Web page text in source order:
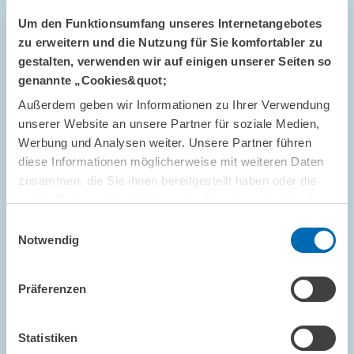
Um den Funktionsumfang unseres Internetangebotes
zu erweitern und die Nutzung für Sie komfortabler zu
gestalten, verwenden wir auf einigen unserer Seiten so
genannte „Cookies&quot;
Außerdem geben wir Informationen zu Ihrer Verwendung
unserer Website an unsere Partner für soziale Medien,
Werbung und Analysen weiter. Unsere Partner führen
diese Informationen möglicherweise mit weiteren Daten
zusammen, die Sie ihnen bereitgestellt haben oder die
Notwendig
Präferenzen
Statistiken
Abschlussbericht der Hartz-Kommission:
Mehr Schatten als Licht
PRESSE UND REDAKTION
ARBEITSMARKT
ZEITARBEIT
FORSCHUNG // 13.08.2002
ZEW-Konjunkturerwartungen: Deutlicher
Einbruch
Die ZEW Konjunkturerwartungen brechen im August um 25,7
Punkte ein. Sie stehen nun bei 43,4 Punkten nach 69,1 Punkten